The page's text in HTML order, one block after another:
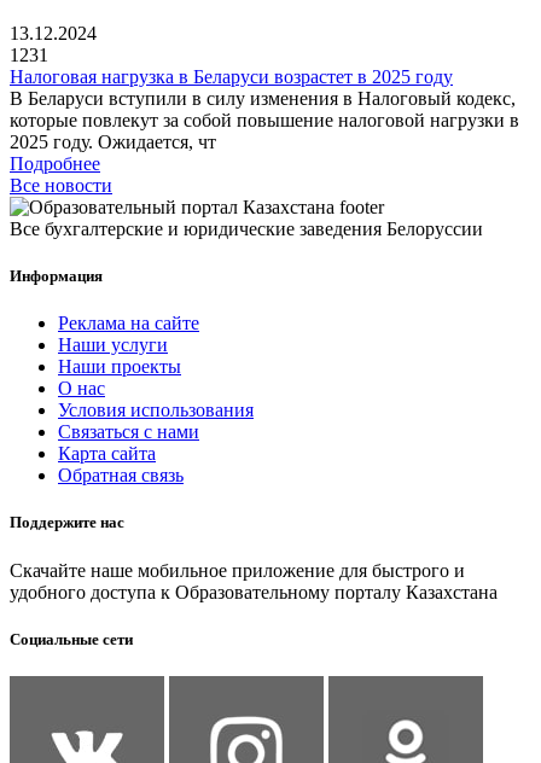
13.12.2024
1231
Налоговая нагрузка в Беларуси возрастет в 2025 году
В Беларуси вступили в силу изменения в Налоговый кодекс,
которые повлекут за собой повышение налоговой нагрузки в
2025 году. Ожидается, чт
Подробнее
Все новости
Все бухгалтерские и юридические заведения Белоруссии
Информация
Реклама на сайте
Наши услуги
Наши проекты
О нас
Условия использования
Связаться с нами
Карта сайта
Обратная связь
Поддержите нас
Скачайте наше мобильное приложение для быстрого и
удобного доступа к Образовательному порталу Казахстана
Социальные сети